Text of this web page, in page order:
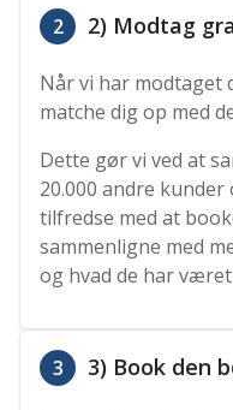
2 2) Modtag
Når vi har modtaget
matche dig op med
Dette gør vi ved at
20.000 andre
tilfredse med at
sammenligne med
og hvad de har
3 3) Book den